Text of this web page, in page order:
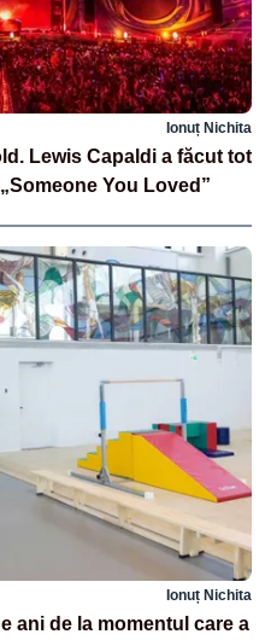
Ionuț Nichita
Lewis Capaldi a făcut tot
You Loved”
Ionuț Nichita
ani de la momentul care a